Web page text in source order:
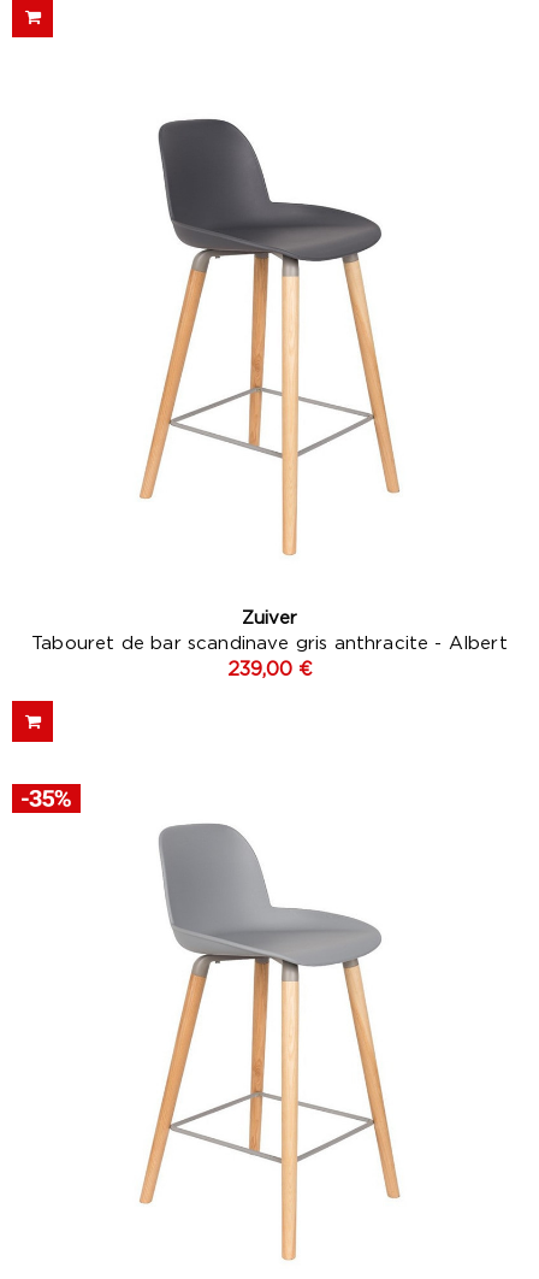
Zuiver
Tabouret de bar scandinave gris anthracite - Albert
239,00 €